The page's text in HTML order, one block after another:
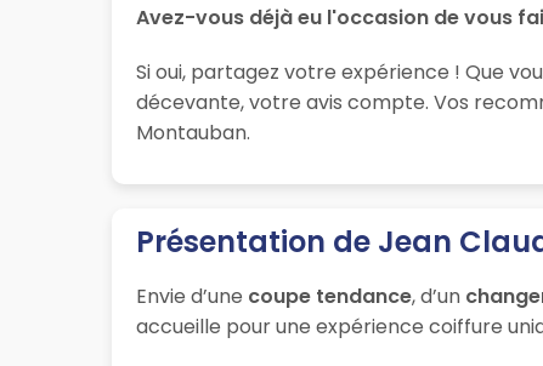
Avez-vous déjà eu l'occasion de vous
Si oui, partagez votre expérience ! Que
décevante, votre avis compte. Vos
Montauban.
Présentation de Jean
Envie d’une coupe tendance, d’un
accueille pour une expérience coiffure